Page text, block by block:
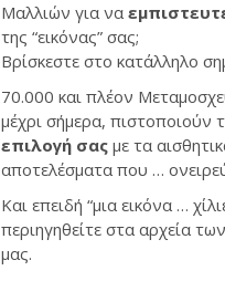
Μαλλιών για να
της “εικόνας” σας;
Βρίσκεστε στο κατάλληλο
70.000 και πλέον
μέχρι σήμερα, πιστοποιούν
επιλογή σας με τα
αποτελέσματα που …
Και επειδή “μια εικόνα …
περιηγηθείτε στα αρχεία
μας.